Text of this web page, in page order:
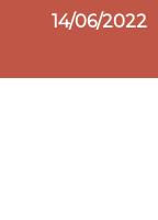
14/06/2022